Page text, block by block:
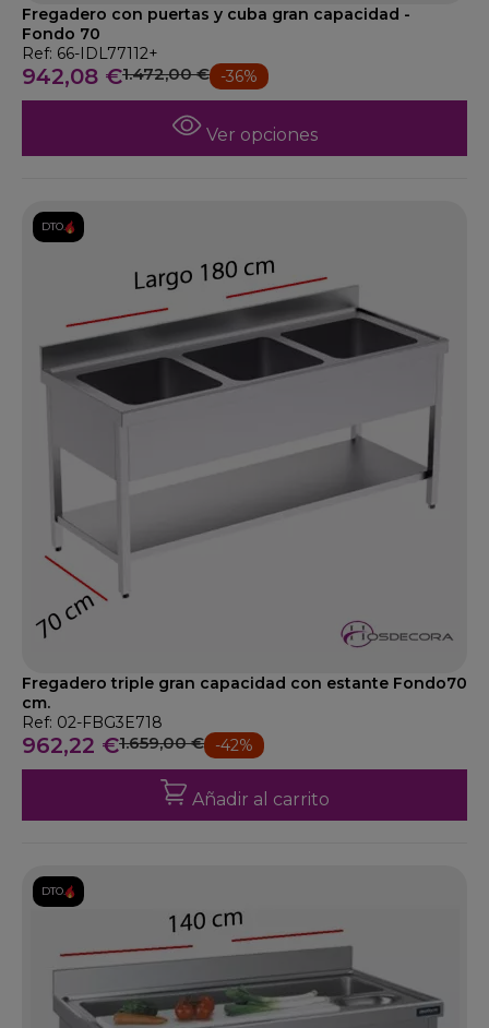
Fregadero con puertas y cuba gran capacidad -
Fondo 70
Ref: 66-IDL77112+
942,08 €1.472,00 € -36%
Ver opciones
DTO.
Fregadero triple gran capacidad con estante Fondo70
cm.
Ref: 02-FBG3E718
962,22 €1.659,00 € -42%
Añadir al carrito
DTO.